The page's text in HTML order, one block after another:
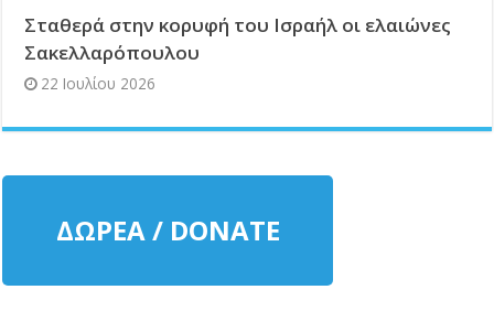
Σταθερά στην κορυφή του Ισραήλ οι ελαιώνες
Σακελλαρόπουλου
22 Ιουλίου 2026
ΔΩΡΕΑ / DONATE